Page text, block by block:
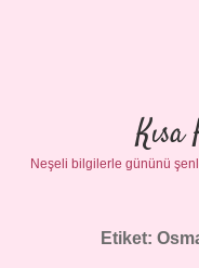
Neşeli bilgilerle gününü
Etiket: